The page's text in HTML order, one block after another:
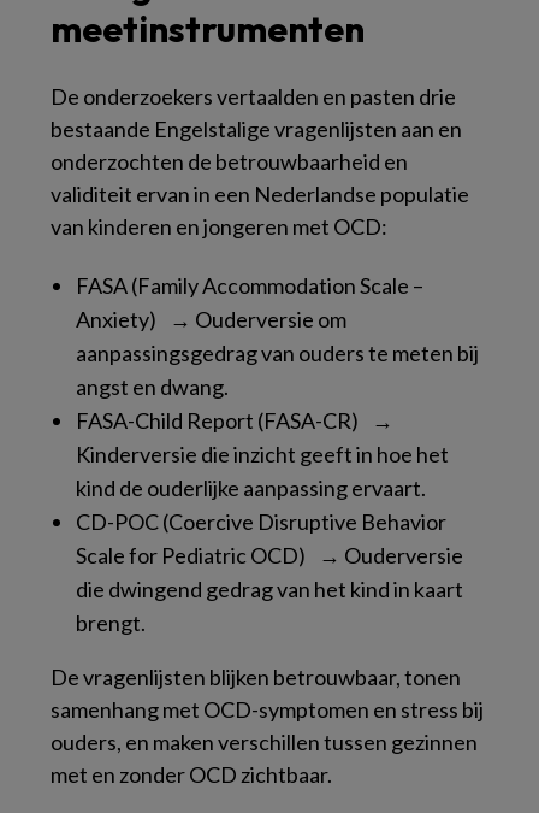
meetinstrumenten
De onderzoekers vertaalden en pasten drie
bestaande Engelstalige vragenlijsten aan en
onderzochten de betrouwbaarheid en
validiteit ervan in een Nederlandse populatie
van kinderen en jongeren met OCD:
FASA (Family Accommodation Scale –
Anxiety) → Ouderversie om
aanpassingsgedrag van ouders te meten bij
angst en dwang.
FASA-Child Report (FASA-CR) →
Kinderversie die inzicht geeft in hoe het
kind de ouderlijke aanpassing ervaart.
CD-POC (Coercive Disruptive Behavior
Scale for Pediatric OCD) → Ouderversie
die dwingend gedrag van het kind in kaart
brengt.
De vragenlijsten blijken betrouwbaar, tonen
samenhang met OCD-symptomen en stress bij
ouders, en maken verschillen tussen gezinnen
met en zonder OCD zichtbaar.